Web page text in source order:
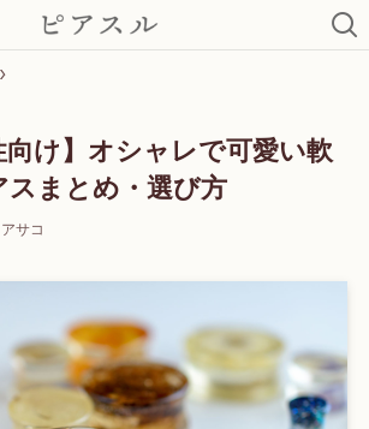
向け】オシャレで可愛い軟
スまとめ・選び方
アサコ